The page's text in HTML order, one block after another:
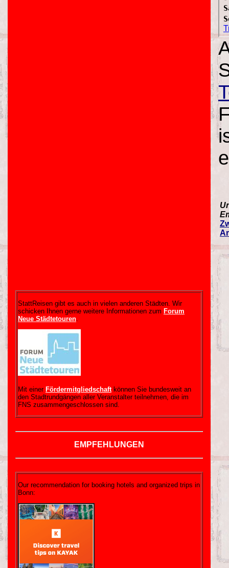
StattReisen gibt es auch in vielen anderen Städten. Wir
schicken Ihnen gerne weitere Informationen zum Forum
Neue Städtetouren.
Mit einer Fördermitgliedschaftkönnen Sie bundesweit an
den Stadtrundgängen aller Veranstalter teilnehmen, die im
FNS zusammengeschlossen sind.
EMPFEHLUNGEN
Our recommendation for booking hotels and organized trips in
Bonn: